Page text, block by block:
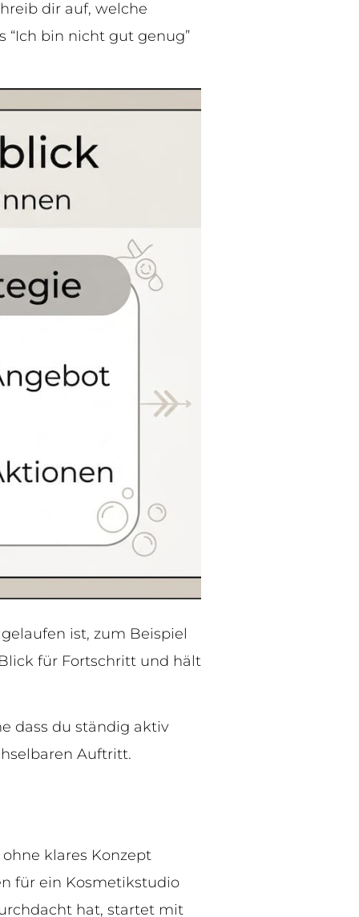
dir auf, welche
“Ich bin nicht gut genug”
ist, zum Beispiel
für Fortschritt und hält
dass du ständig aktiv
Auftritt.
klares Konzept
für ein Kosmetikstudio
hat, startet mit